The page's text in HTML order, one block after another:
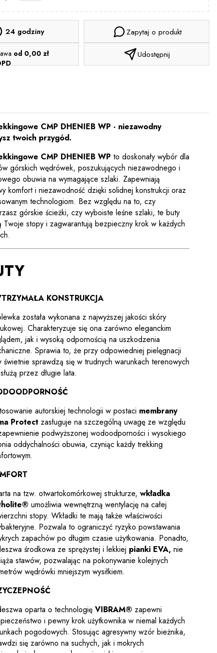
24 godziny
od 0,00 zł
Zapytaj o produkt
Udostępnij
CMP DHENIEB WP - niezawodny
twoich przygód.
CMP DHENIEB WP to doskonały wybór dla
górskich wędrówek, poszukujących niezawodnego i
obuwia na wymagające szlaki. Zapewniają
komfort i niezawodność dzięki solidnej konstrukcji oraz
technologiom. Bez względu na to, czy
górskie ścieżki, czy wyboiste leśne szlaki, te buty
Twoje stopy i zagwarantują bezpieczny krok w każdych
KONSTRUKCJA
została wykonana z najwyższej jakości skóry
Charakteryzuje się ona zarówno eleganckim
jak i wysoką odpornością na uszkodzenia
Sprawia to, że przy odpowiedniej pielęgnacji
świetnie sprawdzą się w trudnych warunkach terenowych
przez długie lata.
autorskiej technologii w postaci membrany
Protectzasługuje na szczególną uwagę ze względu
podwyższonej wodoodporności i wysokiego
oddychalności obuwia, czyniąc każdy trekking
na tzw. otwartokomórkowej strukturze, wkładka
umożliwia wewnętrzną wentylację na całej
stopy. Wkładki te mają także właściwości
Pozwala to ograniczyć ryzyko powstawania
zapachów po długim czasie użytkowania. Ponadto,
środkowa ze sprężystej i lekkiej pianki EVA, nie
stawów, pozwalając na pokonywanie kolejnych
wędrówki mniejszym wysiłkiem.
oparta o technologię VIBRAM® zapewni
i pewny krok użytkownika w niemal każdych
pogodowych. Stosując agresywny wzór bieżnika,
się zarówno na suchych, jak i mokrych